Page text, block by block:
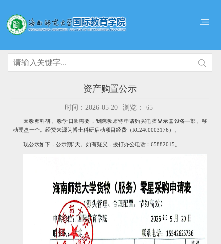
资产购置公示
时间：2026-05-20 浏览： 65
因教师科研、教学日常需要，我院教师特申请购买电脑显示器设备一部、移
动硬盘一个。经费来源为博士科研启动项目经费（RC2400003176）。
现公示如下，公示期3天。如有疑义，拨打办公电话：65882015。